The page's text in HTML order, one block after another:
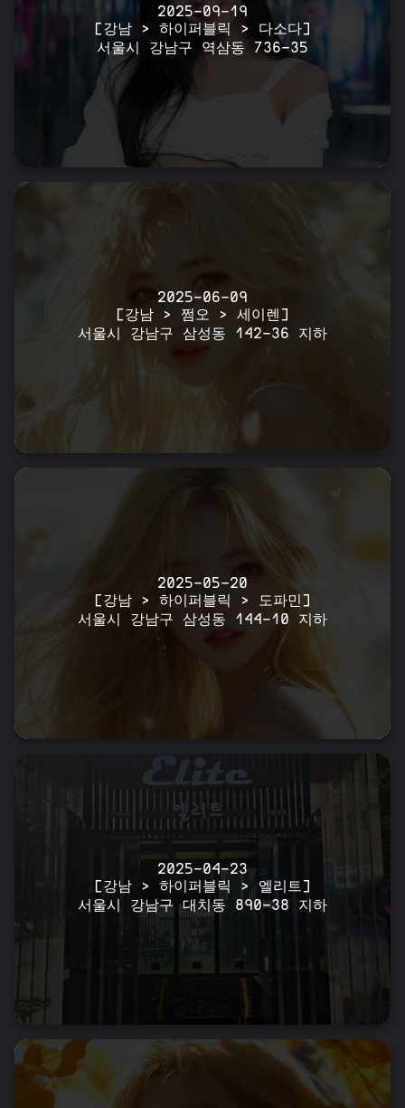
2025-09-19
[강남 > 하이퍼블릭 > 다소다]
서울시 강남구 역삼동 736-35
2025-06-09
[강남 > 쩜오 > 세이렌]
서울시 강남구 삼성동 142-36 지하
2025-05-20
[강남 > 하이퍼블릭 > 도파민]
서울시 강남구 삼성동 144-10 지하
2025-04-23
[강남 > 하이퍼블릭 > 엘리트]
서울시 강남구 대치동 890-38 지하